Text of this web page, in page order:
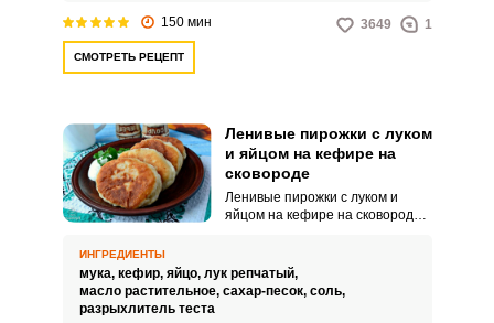
действию дрожжей, что придает
ему мягкую и пушистую текстуру.
150 мин 3649 1
СМОТРЕТЬ РЕЦЕПТ
Ленивые пирожки с луком
и яйцом на кефире на
сковороде
Ленивые пирожки с луком и
яйцом на кефире на сковороде –
пышные пирожки,
приготовленные из теста на
ИНГРЕДИЕНТЫ
мука, кефир, яйцо, лук репчатый,
масло растительное, сахар-песок, соль,
разрыхлитель теста